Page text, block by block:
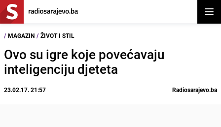
/ MAGAZIN / ŽIVOT I STIL
Ovo su igre koje povećavaju
inteligenciju djeteta
23.02.17. 21:57 Radiosarajevo.ba